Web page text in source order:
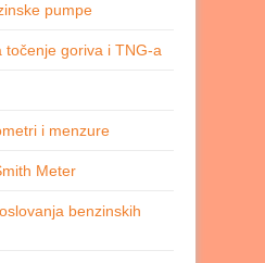
pumpe
točenje goriva i TNG-a
i menzure
Meter
benzinskih